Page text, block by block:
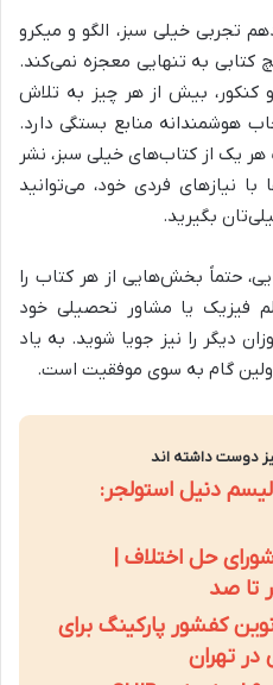
تجربی خیلی سبز، الگو و میکرو
کتابی به تنهایی معجزه نمی‌کند.
کنکور، بیش از هر چیز به تلاش
هوشمندانه منابع بستگی دارد.
یک از کتاب‌های خیلی سبز، نشر
نیازهای فردی خود، می‌توانید
بگیرید.
حتماً بخش‌هایی از هر کتاب را
فیزیک یا مشاور تحصیلی خود
دیگر را نیز جویا شوید. به یاد
گام به سوی موفقیت است.
دوست داشته اند
دنیل استولجر:
حل اختلاف |
تا صد
کفشور پارکینگ برای
در تهران